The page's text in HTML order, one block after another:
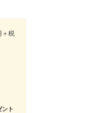
＋税
ト